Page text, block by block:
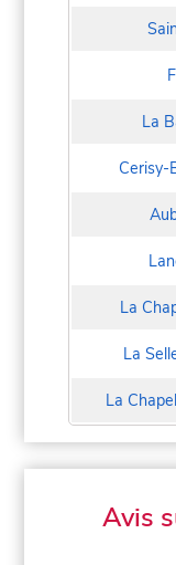
La
Cerisy-
La
La
La
Avis